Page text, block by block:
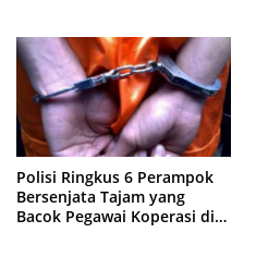
Polisi Ringkus 6 Perampok
Bersenjata Tajam yang
Bacok Pegawai Koperasi di